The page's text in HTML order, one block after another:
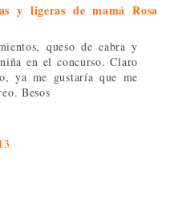
y ligeras de mamá Rosa
queso de cabra y
en el concurso. Claro
ya me gustaría que me
Besos